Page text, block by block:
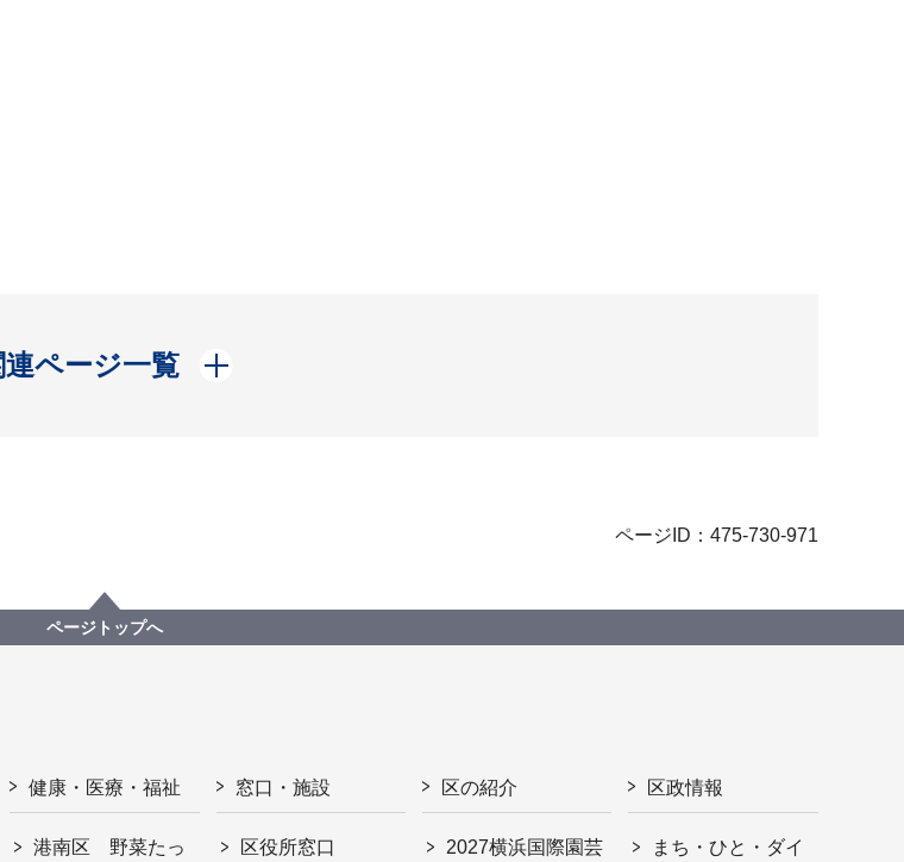
連ページ一覧
開く
ページID：475-730-971
ページトップへ
健康・医療・福祉
港南区 野菜たっ
窓口・施設
区役所窓口
区の紹介
2027横浜国際園芸
区政情報
まち・ひと・ダイ